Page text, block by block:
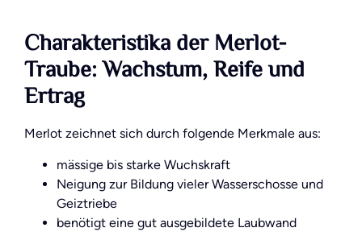
Charakteristika der Merlot-
Traube: Wachstum, Reife und
Ertrag
Merlot zeichnet sich durch folgende Merkmale aus:
mässige bis starke Wuchskraft
Neigung zur Bildung vieler Wasserschosse und
Geiztriebe
benötigt eine gut ausgebildete Laubwand